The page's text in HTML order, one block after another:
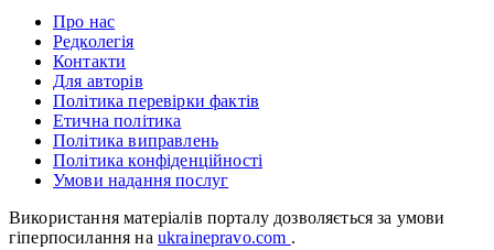
Про нас
Редколегія
Контакти
Для авторів
Політика перевірки фактів
Етична політика
Політика виправлень
Політика конфіденційності
Умови надання послуг
Використання матеріалів порталу дозволяється за умови
гіперпосилання на ukrainepravo.com .